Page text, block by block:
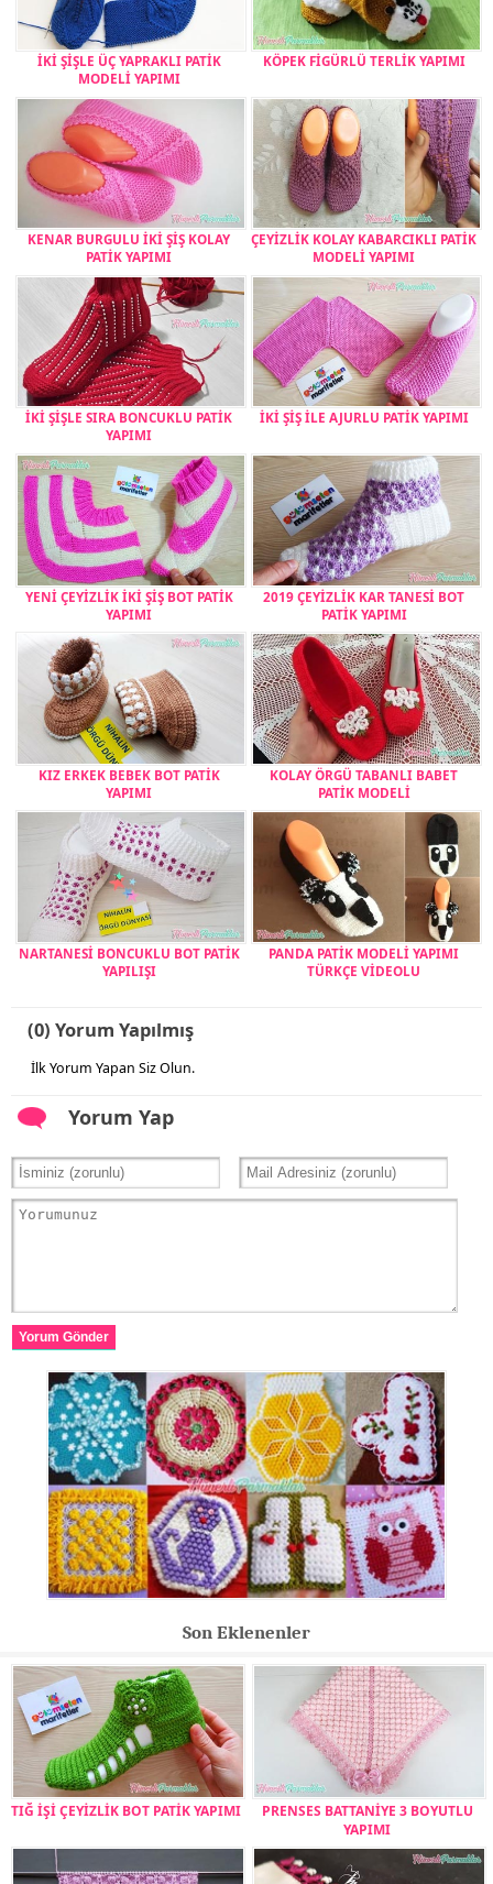
İKİ ŞİŞLE ÜÇ YAPRAKLI PATİK
MODELİ YAPIMI
KÖPEK FİGÜRLÜ TERLİK YAPIMI
KENAR BURGULU İKİ ŞİŞ KOLAY
PATİK YAPIMI
ÇEYİZLİK KOLAY KABARCIKLI PATİK
MODELİ YAPIMI
İKİ ŞİŞLE SIRA BONCUKLU PATİK
YAPIMI
İKİ ŞİŞ İLE AJURLU PATİK YAPIMI
YENİ ÇEYİZLİK İKİ ŞİŞ BOT PATİK
YAPIMI
2019 ÇEYİZLİK KAR TANESİ BOT
PATİK YAPIMI
KIZ ERKEK BEBEK BOT PATİK
YAPIMI
KOLAY ÖRGÜ TABANLI BABET
PATİK MODELİ
NARTANESİ BONCUKLU BOT PATİK
YAPILIŞI
PANDA PATİK MODELİ YAPIMI
TÜRKÇE VİDEOLU
(0) Yorum Yapılmış
İlk Yorum Yapan Siz Olun.
Yorum Yap
Yorum Gönder
Son Eklenenler
TIĞ İŞİ ÇEYİZLİK BOT PATİK YAPIMI
PRENSES BATTANİYE 3 BOYUTLU
YAPIMI